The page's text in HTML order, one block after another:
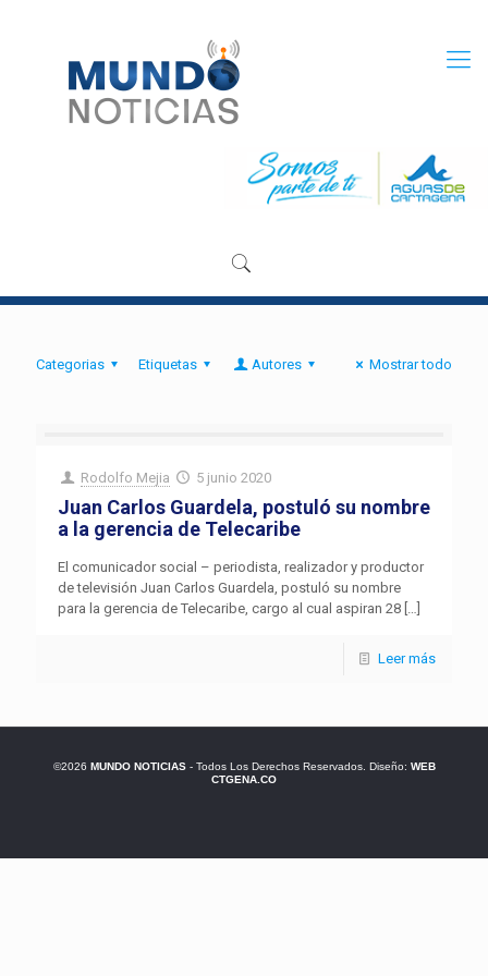
Categorias Etiquetas Autores Mostrar todo
Rodolfo Mejia 5 junio 2020
Juan Carlos Guardela, postuló su nombre
a la gerencia de Telecaribe
El comunicador social – periodista, realizador y productor
de televisión Juan Carlos Guardela, postuló su nombre
para la gerencia de Telecaribe, cargo al cual aspiran 28 […]
Leer más
©2026 MUNDO NOTICIAS- Todos Los Derechos Reservados. Diseño: WEB
CTGENA.CO